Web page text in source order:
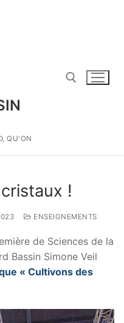
QU'ON
!
ENSEIGNEMENTS
de Sciences de la
Bassin Simone Veil
« Cultivons des